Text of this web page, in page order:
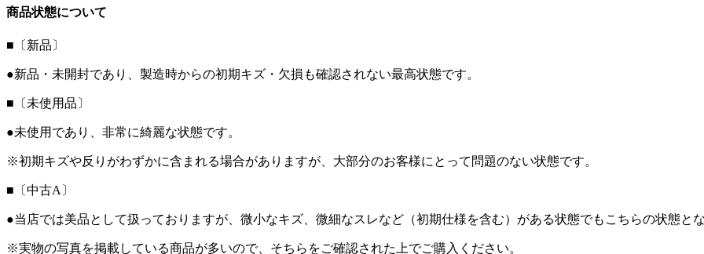
商品状態について
■〔新品〕
●新品・未開封であり、製造時からの初期キズ・欠損も確認されない最高状態です。
■〔未使用品〕
●未使用であり、非常に綺麗な状態です。
※初期キズや反りがわずかに含まれる場合がありますが、大部分のお客様にとって問題のない状態です。
■〔中古A〕
●当店では美品として扱っておりますが、微小なキズ、微細なスレなど（初期仕様を含む）がある状態でもこちらの状態と
※実物の写真を掲載している商品が多いので、そちらをご確認された上でご購入ください。